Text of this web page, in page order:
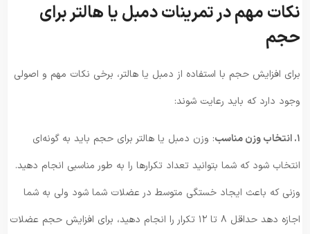
نکات مهم در تمرینات دمبل یا هالتر برای
حجم
برای افزایش حجم با استفاده از دمبل یا هالتر، برخی نکات مهم و اصولی
وجود دارد که باید رعایت شوند:
۱. انتخاب وزن مناسب
: وزن دمبل یا هالتر برای حجم باید به گونه‌ای
انتخاب شود که شما بتوانید تعداد تکرار‌ها را به طور مناسبی انجام دهید.
وزنی که باعث ایجاد خستگی متوسط ​​در عضلات شما شود ولی به شما
اجازه دهد حداقل ۸ تا ۱۲ تکرار را انجام دهید، برای افزایش حجم عضلات